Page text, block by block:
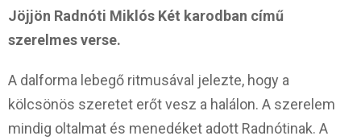
Jöjjön Radnóti Miklós Két karodban című
szerelmes verse.
A dalforma lebegő ritmusával jelezte, hogy a
kölcsönös szeretet erőt vesz a halálon. A szerelem
mindig oltalmat és menedéket adott Radnótinak. A